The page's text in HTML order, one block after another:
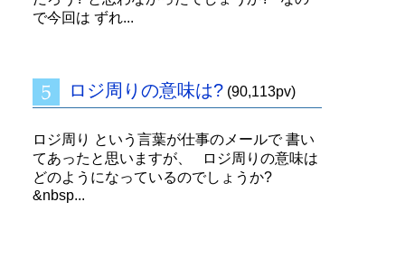
で今回は ずれ...
ロジ周りの意味は? (90,113pv)
ロジ周り という言葉が仕事のメールで 書い
てあったと思いますが、 ロジ周りの意味は
どのようになっているのでしょうか?
&nbsp...